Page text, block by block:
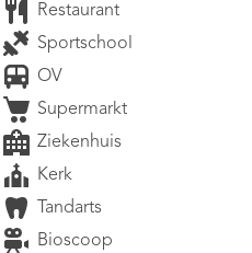
Restaurant
Sportschool
OV
Supermarkt
Ziekenhuis
Kerk
Tandarts
Bioscoop